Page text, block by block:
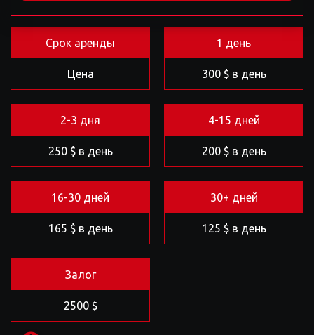
Срок аренды
Цена
1 день
300 $ в день
2-3 дня
250 $ в день
4-15 дней
200 $ в день
16-30 дней
165 $ в день
30+ дней
125 $ в день
Залог
2500 $